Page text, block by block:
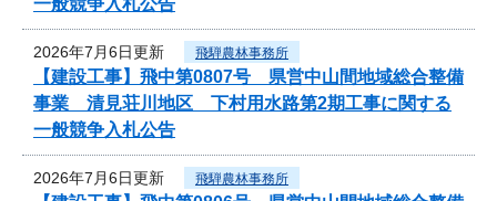
2026年7月6日更新 飛騨農林事務所
【建設工事】飛中第0807号 県営中山間地域総合整備
事業 清見荘川地区 下村用水路第2期工事に関する
一般競争入札公告
2026年7月6日更新 飛騨農林事務所